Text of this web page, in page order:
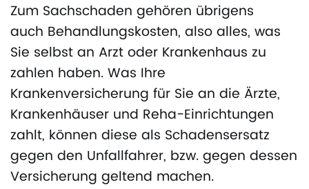
Zum Sachschaden gehören übrigens
auch Behandlungskosten, also alles, was
Sie selbst an Arzt oder Krankenhaus zu
zahlen haben. Was Ihre
Krankenversicherung für Sie an die Ärzte,
Krankenhäuser und Reha-Einrichtungen
zahlt, können diese als Schadensersatz
gegen den Unfallfahrer, bzw. gegen dessen
Versicherung geltend machen.